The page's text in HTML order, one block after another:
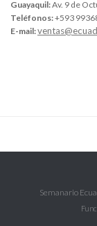
Guayaquil:Av. 9 de
Teléfonos:+593
E-mail:
Semanario